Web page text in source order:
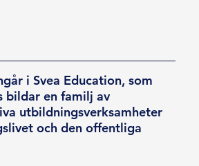
i Svea Education, som
bildar en familj av
utbildningsverksamheter
och den offentliga